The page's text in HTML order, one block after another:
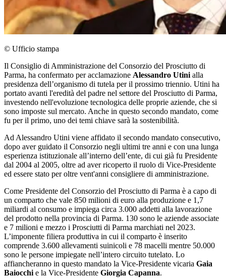
© Ufficio stampa
Il Consiglio di Amministrazione del Consorzio del Prosciutto di
Parma, ha confermato per acclamazione Alessandro Utini alla
presidenza dell’organismo di tutela per il prossimo triennio. Utini ha
portato avanti l'eredità del padre nel settore del Prosciutto di Parma,
investendo nell'evoluzione tecnologica delle proprie aziende, che si
sono imposte sul mercato. Anche in questo secondo mandato, come
fu per il primo, uno dei temi chiave sarà la sostenibilità.
Ad Alessandro Utini viene affidato il secondo mandato consecutivo,
dopo aver guidato il Consorzio negli ultimi tre anni e con una lunga
esperienza istituzionale all’interno dell’ente, di cui già fu Presidente
dal 2004 al 2005, oltre ad aver ricoperto il ruolo di Vice-Presidente
ed essere stato per oltre vent'anni consigliere di amministrazione.
Come Presidente del Consorzio del Prosciutto di Parma è a capo di
un comparto che vale 850 milioni di euro alla produzione e 1,7
miliardi al consumo e impiega circa 3.000 addetti alla lavorazione
del prodotto nella provincia di Parma. 130 sono le aziende associate
e 7 milioni e mezzo i Prosciutti di Parma marchiati nel 2023.
L’imponente filiera produttiva in cui il comparto è inserito
comprende 3.600 allevamenti suinicoli e 78 macelli mentre 50.000
sono le persone impiegate nell’intero circuito tutelato. Lo
affiancheranno in questo mandato la Vice-Presidente vicaria Gaia
Baiocchi e la Vice-Presidente Giorgia Capanna.